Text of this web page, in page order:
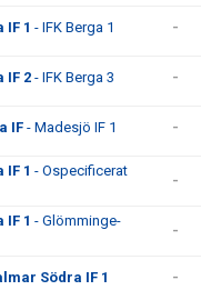
IF 1 - IFK Berga 1 -
IF 2- IFK Berga 3 -
IF- Madesjö IF 1 -
IF 1 - Ospecificerat
-
IF 1 - Glömminge-
-
Södra IF 1 -